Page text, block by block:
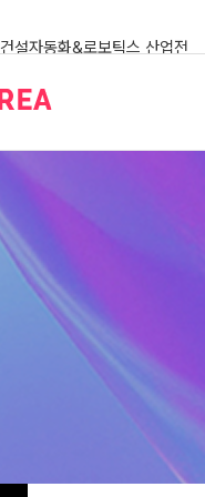
건설자동화&로보틱스 산업전